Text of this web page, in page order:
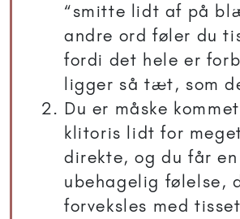
“smitte lidt af på
andre ord føler du
fordi det hele er
ligger så tæt, som
Du er måske
klitoris lidt for
direkte, og du får
ubehagelig følelse,
forveksles med